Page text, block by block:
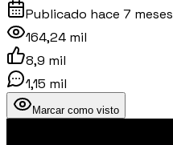
Publicado hace 7 meses
164,24 mil
8,9 mil
1,15 mil
Marcar como visto